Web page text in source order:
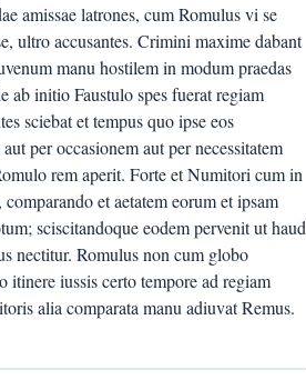
amissae latrones, cum Romulus vi se
ultro accusantes. Crimini maxime dabant
manu hostilem in modum praedas
ab initio Faustulo spes fuerat regiam
sciebat et tempus quo ipse eos
per occasionem aut per necessitatem
rem aperit. Forte et Numitori cum in
et aetatem eorum et ipsam
sciscitandoque eodem pervenit ut haud
nectitur. Romulus non cum globo
iussis certo tempore ad regiam
alia comparata manu adiuvat Remus.